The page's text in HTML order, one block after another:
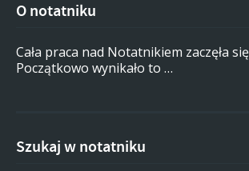
O notatniku
Cała praca nad Notatnikiem zaczęła
Początkowo wynikało to …
Szukaj w notatniku